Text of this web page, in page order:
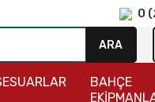
0
ARA
BAHÇE